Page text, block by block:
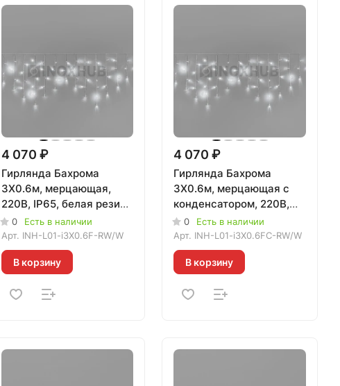
4 070 ₽
Гирлянда Бахрома
3X0.6м, мерцающая,
220В, IP65, белая резина
3.3мм, БЕЛАЯ, 020410
0
Есть в наличии
Арт. INH-L01-i3X0.6F-RW/W
В корзину
4 070 ₽
Гирлянда Бахрома
3X0.6м, мерцающая с
конденсатором, 220В,
IP65, белая резина
3.3мм, БЕЛАЯ, 020451
0
Есть в наличии
Арт. INH-L01-i3X0.6FC-RW/W
В корзину